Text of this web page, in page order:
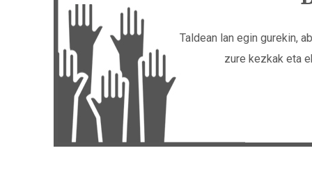
Taldean lan egin gurekin,
zure kezkak eta